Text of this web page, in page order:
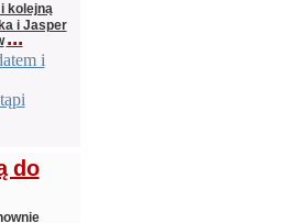
kolejną
i Jasper
...
i
do